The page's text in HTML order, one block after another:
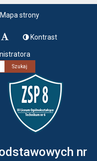
strony
Kontrast
nr